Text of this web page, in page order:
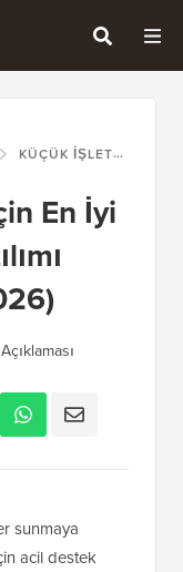
KÜÇÜK İŞLETMELER İÇIN EN İYI 9 CANLI SOHBET YAZILIMI KARŞILAŞTIRMASI (2026)
En İyi
sunmaya
acil destek